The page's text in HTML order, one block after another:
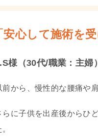
安心して施術を
様（30代/職業：主婦）
前から、慢性的な腰痛や
らに子供を出産後からひ